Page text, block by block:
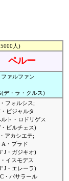
人)
ペルー
ファルファン
デ・ラ・クルス)
フォルシス;
ビジャルタ
ト・ロドリゲス
ビルチェス)
アカシエテ;
A・プラド
J・ガジキオ)
イスモデス
J・エレーラ)
・バサラール